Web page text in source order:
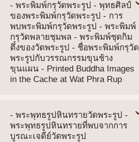
- พระพิมพ์กรุวัดพระรูป - พุทธศิลป์
ของพระพิมพ์กรุวัดพระรูป - การ
พบพระพิมพ์กรุวัดพระรูป - พระพิมพ์
กรุวัดพลายชุมพล - พระพิมพ์ชุดกิม
ตึ๋งของวัดพระรูป - ชื่อพระพิมพ์กรุวัด
พระรูปกับวรรณกรรมขุนช้าง
ขุนแผน - Printed Buddha Images
in the Cache at Wat Phra Rup
- พระพุทธรูปหินทรายวัดพระรูป -
พระพุทธรูปหินทรายที่พบจากการ
บูรณะเจดีย์วัดพระรูป